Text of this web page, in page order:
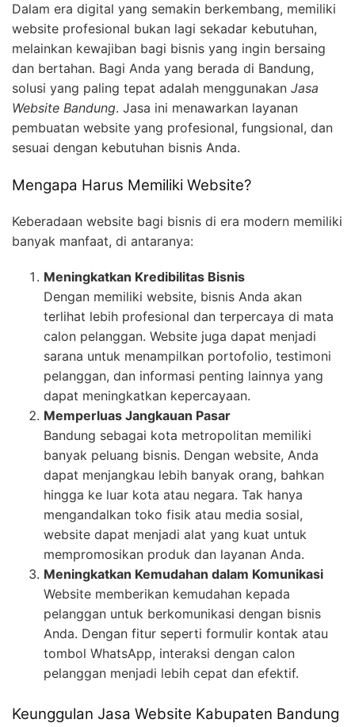
Dalam era digital yang semakin berkembang, memiliki
website profesional bukan lagi sekadar kebutuhan,
melainkan kewajiban bagi bisnis yang ingin bersaing
dan bertahan. Bagi Anda yang berada di Bandung,
solusi yang paling tepat adalah menggunakan Jasa
Website Bandung. Jasa ini menawarkan layanan
pembuatan website yang profesional, fungsional, dan
sesuai dengan kebutuhan bisnis Anda.
Mengapa Harus Memiliki Website?
Keberadaan website bagi bisnis di era modern memiliki
banyak manfaat, di antaranya:
Meningkatkan Kredibilitas Bisnis
Dengan memiliki website, bisnis Anda akan
terlihat lebih profesional dan terpercaya di mata
calon pelanggan. Website juga dapat menjadi
sarana untuk menampilkan portofolio, testimoni
pelanggan, dan informasi penting lainnya yang
dapat meningkatkan kepercayaan.
Memperluas Jangkauan Pasar
Bandung sebagai kota metropolitan memiliki
banyak peluang bisnis. Dengan website, Anda
dapat menjangkau lebih banyak orang, bahkan
hingga ke luar kota atau negara. Tak hanya
mengandalkan toko fisik atau media sosial,
website dapat menjadi alat yang kuat untuk
mempromosikan produk dan layanan Anda.
Meningkatkan Kemudahan dalam Komunikasi
Website memberikan kemudahan kepada
pelanggan untuk berkomunikasi dengan bisnis
Anda. Dengan fitur seperti formulir kontak atau
tombol WhatsApp, interaksi dengan calon
pelanggan menjadi lebih cepat dan efektif.
Keunggulan Jasa Website Kabupaten Bandung